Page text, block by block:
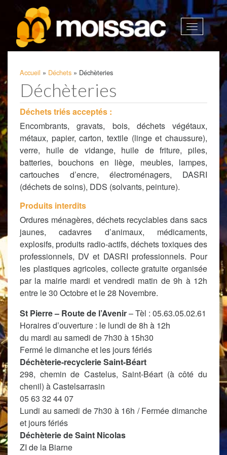
Afficher
la
Accueil » Déchets » Déchèteries
Déchèteries
Déchets triés acceptés :
Encombrants, gravats, bois, déchets végétaux,
métaux, papier, carton, textile (linge et chaussure),
verre, huile de vidange, huile de friture, piles,
batteries, bouchons en liège, meubles, lampes,
cartouches d’encre, électroménagers, DASRI
(déchets de soins), DDS (solvants, peinture).
Produits interdits
Ordures ménagères, déchets recyclables dans sacs
jaunes, cadavres d’animaux, médicaments,
explosifs, produits radio-actifs, déchets toxiques des
professionnels, DV et DASRI professionnels. Pour
les plastiques agricoles, collecte gratuite organisée
par la mairie mardi et vendredi matin de 9h à 12h
entre le 30 Octobre et le 28 Novembre.
St Pierre – Route de l’Avenir–Tèl : 05.63.05.02.61
Horaires d’ouverture : le lundi de 8h à 12h
du mardi au samedi de 7h30 à 15h30
Fermé le dimanche et les jours fériés
Déchèterie-recyclerie Saint-Béart
298, chemin de Castelus, Saint-Béart (à côté du
chenil) à Castelsarrasin
05 63 32 44 07
Lundi au samedi de 7h30 à 16h / Fermée dimanche
et jours fériés
Déchèterie de Saint Nicolas
ZI de la Biarne